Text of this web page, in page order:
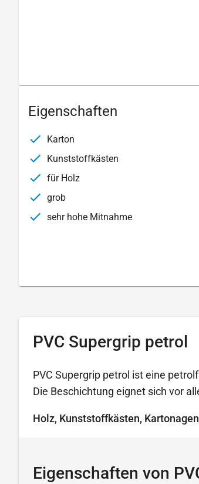
Eigenschaften
Karton
Kunststoffkästen
für Holz
grob
sehr hohe Mitnahme
PVC Supergrip petrol
PVC Supergrip petrol ist eine
Die Beschichtung eignet sich vor
Holz, Kunststoffkästen, Kartonagen
Eigenschaften von